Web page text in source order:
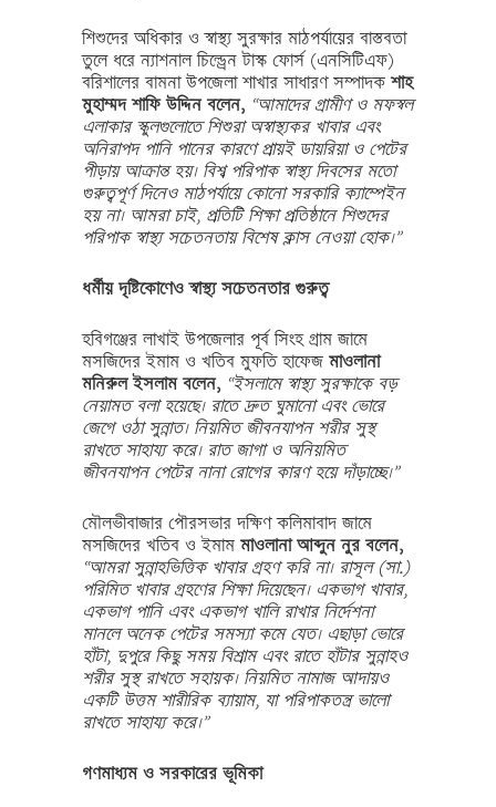
শিশুদের অধিকার ও স্বাস্থ্য সুরক্ষার মাঠপর্যায়ের বাস্তবতা
তুলে ধরে ন্যাশনাল চিল্ড্রেন টাস্ক ফোর্স (এনসিটিএফ)
বরিশালের বামনা উপজেলা শাখার সাধারণ সম্পাদকশাহ
মুহাম্মদ শাফি উদ্দিন বলেন, “আমাদের গ্রামীণ ও মফস্বল
এলাকার স্কুলগুলোতে শিশুরা অস্বাস্থ্যকর খাবার এবং
অনিরাপদ পানি পানের কারণে প্রায়ই ডায়রিয়া ও পেটের
পীড়ায় আক্রান্ত হয়। বিশ্ব পরিপাক স্বাস্থ্য দিবসের মতো
গুরুত্বপূর্ণ দিনেও মাঠপর্যায়ে কোনো সরকারি ক্যাম্পেইন
হয় না। আমরা চাই, প্রতিটি শিক্ষা প্রতিষ্ঠানে শিশুদের
পরিপাক স্বাস্থ্য সচেতনতায় বিশেষ ক্লাস নেওয়া হোক।”
ধর্মীয় দৃষ্টিকোণেও স্বাস্থ্য সচেতনতার গুরুত্ব
হবিগঞ্জের লাখাই উপজেলার পূর্ব সিংহ গ্রাম জামে
মসজিদের ইমাম ও খতিব মুফতি হাফেজ মাওলানা
মনিরুল ইসলাম বলেন, “ইসলামে স্বাস্থ্য সুরক্ষাকে বড়
নেয়ামত বলা হয়েছে। রাতে দ্রুত ঘুমানো এবং ভোরে
জেগে ওঠা সুন্নাত। নিয়মিত জীবনযাপন শরীর সুস্থ
রাখতে সাহায্য করে। রাত জাগা ও অনিয়মিত
জীবনযাপন পেটের নানা রোগের কারণ হয়ে দাঁড়াচ্ছে।”
মৌলভীবাজার পৌরসভার দক্ষিণ কলিমাবাদ জামে
মসজিদের খতিব ও ইমাম মাওলানা আব্দুন নুর বলেন,
“আমরা সুন্নাহভিত্তিক খাবার গ্রহণ করি না। রাসূল (সা.)
পরিমিত খাবার গ্রহণের শিক্ষা দিয়েছেন। একভাগ খাবার,
একভাগ পানি এবং একভাগ খালি রাখার নির্দেশনা
মানলে অনেক পেটের সমস্যা কমে যেত। এছাড়া ভোরে
হাঁটা, দুপুরে কিছু সময় বিশ্রাম এবং রাতে হাঁটার সুন্নাহও
শরীর সুস্থ রাখতে সহায়ক। নিয়মিত নামাজ আদায়ও
একটি উত্তম শারীরিক ব্যায়াম, যা পরিপাকতন্ত্র ভালো
রাখতে সাহায্য করে।”
গণমাধ্যম ও সরকারের ভূমিকা